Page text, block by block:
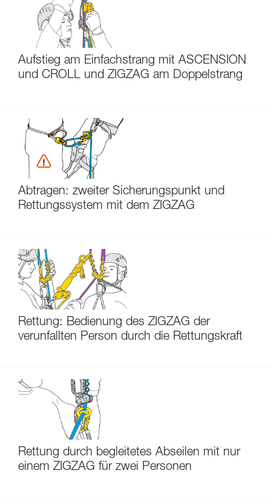
Aufstieg am Einfachstrang mit ASCENSION
und CROLL und ZIGZAG am Doppelstrang
Abtragen: zweiter Sicherungspunkt und
Rettungssystem mit dem ZIGZAG
Rettung: Bedienung des ZIGZAG der
verunfallten Person durch die Rettungskraft
Rettung durch begleitetes Abseilen mit nur
einem ZIGZAG für zwei Personen